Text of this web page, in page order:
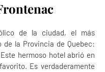
de la ciudad, el más
la Provincia de Quebec:
hermoso hotel abrió en
Es verdaderamente